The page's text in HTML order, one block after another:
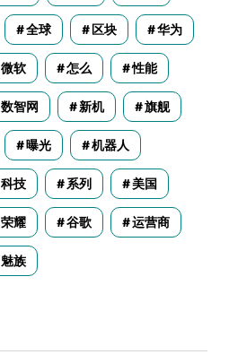
全球 区块 华为
微软 怎么 性能
数智网 新机 旗舰
曝光 机器人
科技 系列 美国
荣耀 谷歌 运营商
魅族